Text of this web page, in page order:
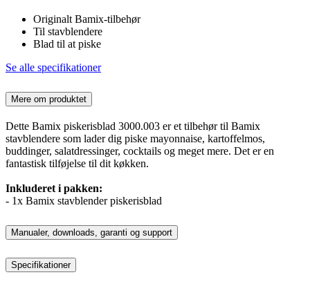
Originalt Bamix-tilbehør
Til stavblendere
Blad til at piske
Se alle specifikationer
Mere om produktet
Dette Bamix piskerisblad 3000.003 er et tilbehør til Bamix
stavblendere som lader dig piske mayonnaise, kartoffelmos,
buddinger, salatdressinger, cocktails og meget mere. Det er en
fantastisk tilføjelse til dit køkken.
Inkluderet i pakken:
- 1x Bamix stavblender piskerisblad
Manualer, downloads, garanti og support
Specifikationer